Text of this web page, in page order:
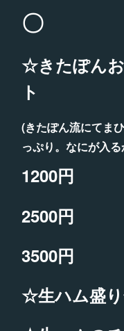
〇
☆きたぽん
ト
(きたぽん流にてま
っぷり。なにが入
1200円
2500円
3500円
☆生ハム盛